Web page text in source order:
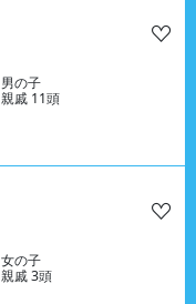
男の子
親戚 11頭
女の子
親戚 3頭